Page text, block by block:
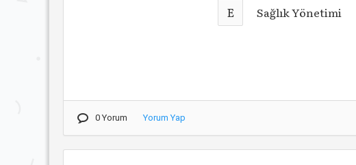
E Sağlık Yönetimi
0 Yorum Yorum Yap